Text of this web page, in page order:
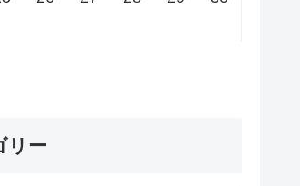
リー